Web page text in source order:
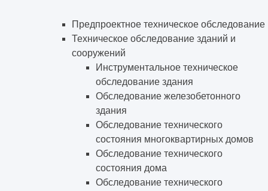
Предпроектное техническое обследование
Техническое обследование зданий и
сооружений
Инструментальное техническое
обследование здания
Обследование железобетонного
здания
Обследование технического
состояния многоквартирных домов
Обследование технического
состояния дома
Обследование технического